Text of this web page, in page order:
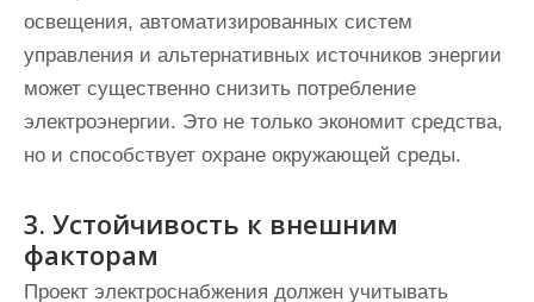
освещения, автоматизированных систем
управления и альтернативных источников энергии
может существенно снизить потребление
электроэнергии. Это не только экономит средства,
но и способствует охране окружающей среды.
3. Устойчивость к внешним
факторам
Проект электроснабжения должен учитывать